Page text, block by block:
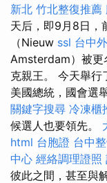
新北 竹北整復推薦
天后，即9月8日，
（Nieuw ssl 台中
Amsterdam）被更
克親王。 今天舉行
美國總統，國會選
關鍵字搜尋 冷凍櫃
候選人也要領先。
html 台胞證 台中
中心 經絡調理證照
彼此之間，甚至與